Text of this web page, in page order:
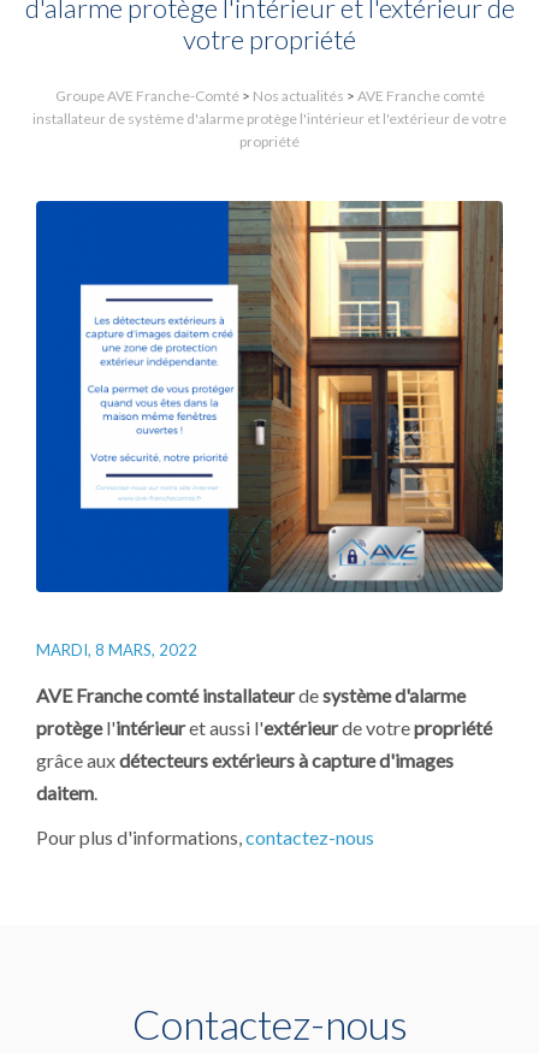
d'alarme protège l'intérieur et l'extérieur de
votre propriété
Groupe AVE Franche-Comté> Nos actualités > AVE Franche comté
installateur de système d'alarme protège l'intérieur et l'extérieur de votre
propriété
MARDI, 8 MARS, 2022
AVE Franchecomté installateurdesystème d'alarme
protègel'intérieuret aussi l'extérieurde votrepropriété
grâce auxdétecteurs extérieurs à capture d'images
daitem.
Pour plus d'informations,contactez-nous
Contactez-nous